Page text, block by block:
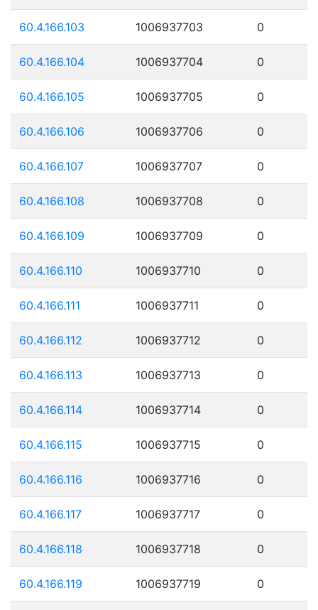
60.4.166.103 1006937703 0
60.4.166.104 1006937704 0
60.4.166.105 1006937705 0
60.4.166.106 1006937706 0
60.4.166.107 1006937707 0
60.4.166.108 1006937708 0
60.4.166.109 1006937709 0
60.4.166.110 1006937710 0
60.4.166.111 1006937711 0
60.4.166.112 1006937712 0
60.4.166.113 1006937713 0
60.4.166.114 1006937714 0
60.4.166.115 1006937715 0
60.4.166.116 1006937716 0
60.4.166.117 1006937717 0
60.4.166.118 1006937718 0
60.4.166.119 1006937719 0